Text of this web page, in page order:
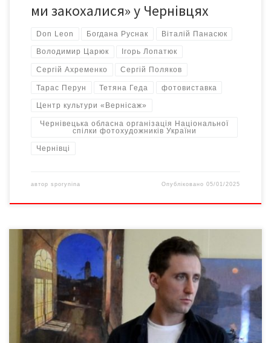
ми закохалися» у Чернівцях
Don Leon Богдана Руснак Віталій Панасюк
Володимир Царюк Ігорь Лопатюк
Сергій Ахременко Сергій Поляков
Тарас Перун Тетяна Геда фотовиставка
Центр культури «Вернісаж»
Чернівецька обласна організація Національної
спілки фотохудожників України
Чернівці
автор sporynina Опубліковано05/01/2025
20 вересня 2024-го у Чернівецькому обласному художньому
музеї відкрилася персональна виставка живопису Богдана
Макаренка. Богдан Макаренко – художник – живописець з
Києва. 2008-2012р.р. – навчався в Кримській філії Національної
академії образотворчого мистецтва та архітектури,
факультет «станковий живопис», майстерня доц. Л. В. Балкінда
(Кольчугіно, Крим). Отримав диплом «бакалавра» з відзнакою.